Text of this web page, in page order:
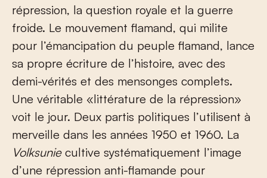
répression, la question royale et la guerre
froide. Le mouvement flamand, qui milite
pour l’émancipation du peuple flamand, lance
sa propre écriture de l’histoire, avec des
demi-vérités et des mensonges complets.
Une véritable «littérature de la répression»
voit le jour. Deux partis politiques l’utilisent à
merveille dans les années 1950 et 1960. La
Volksuniecultive systématiquement l’image
d’une répression anti-flamande pour